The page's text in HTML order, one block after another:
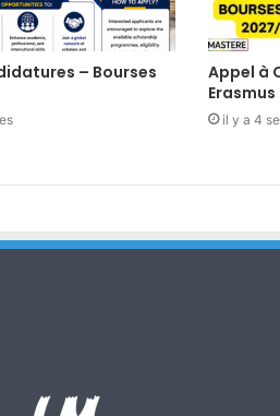
– Bourses
Appel à
Erasmus
il y a 4